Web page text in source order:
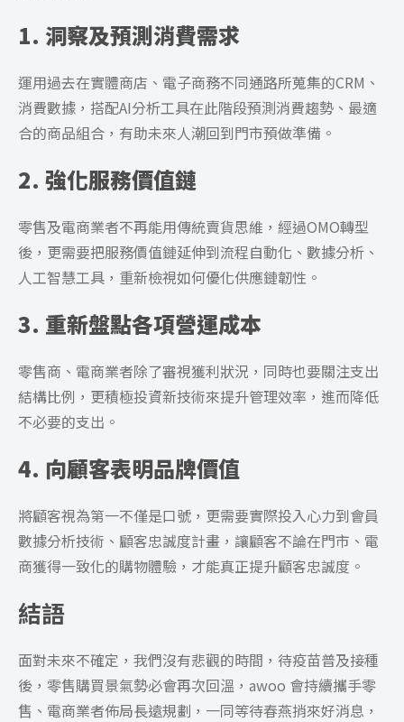
1. 洞察及預測消費需求
運用過去在實體商店、電子商務不同通路所蒐集的CRM、
消費數據，搭配AI分析工具在此階段預測消費趨勢、最適
合的商品組合，有助未來人潮回到門市預做準備。
2. 強化服務價值鏈
零售及電商業者不再能用傳統賣貨思維，經過OMO轉型
後，更需要把服務價值鏈延伸到流程自動化、數據分析、
人工智慧工具，重新檢視如何優化供應鏈韌性。
3. 重新盤點各項營運成本
零售商、電商業者除了審視獲利狀況，同時也要關注支出
結構比例，更積極投資新技術來提升管理效率，進而降低
不必要的支出。
4. 向顧客表明品牌價值
將顧客視為第一不僅是口號，更需要實際投入心力到會員
數據分析技術、顧客忠誠度計畫，讓顧客不論在門市、電
商獲得一致化的購物體驗，才能真正提升顧客忠誠度。
結語
面對未來不確定，我們沒有悲觀的時間，待疫苗普及接種
後，零售購買景氣勢必會再次回溫，awoo 會持續攜手零
售、電商業者佈局長遠規劃，一同等待春燕捎來好消息，